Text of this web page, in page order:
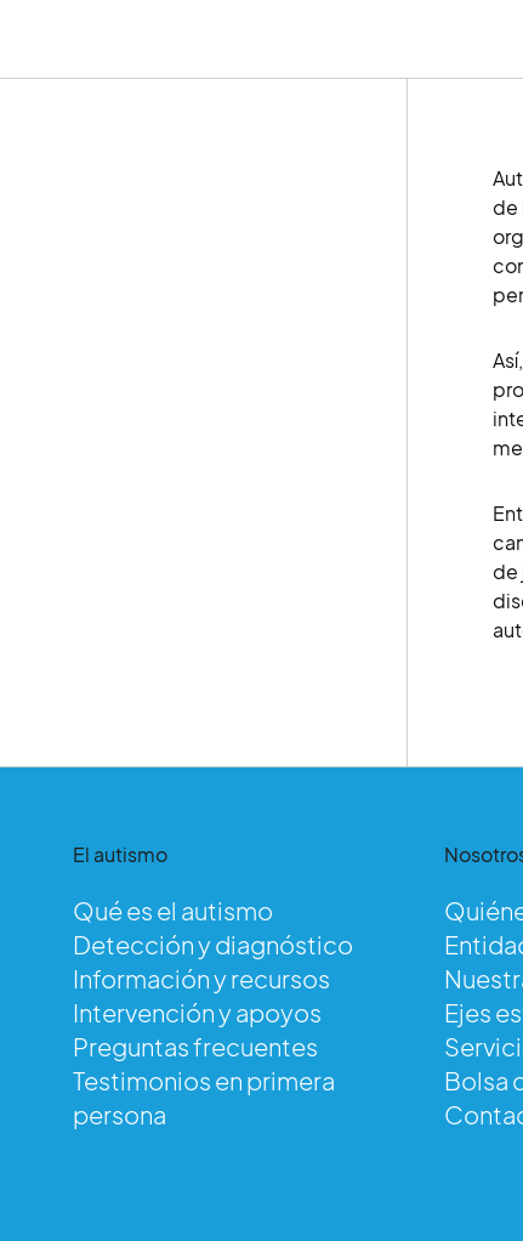
de
de
El autismo
Qué es el autismo
Detección y diagnóstico
Información y recursos
Intervención y apoyos
Preguntas frecuentes
Testimonios en primera
persona
Ejes
Bolsa